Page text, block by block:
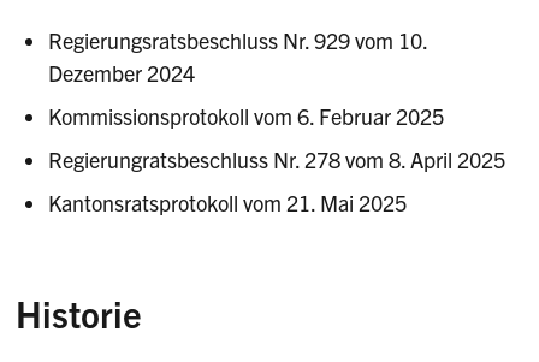
Regierungsratsbeschluss Nr. 929 vom 10.
Dezember 2024
Kommissionsprotokoll vom 6. Februar 2025
Regierungratsbeschluss Nr. 278 vom 8. April 2025
Kantonsratsprotokoll vom 21. Mai 2025
Historie